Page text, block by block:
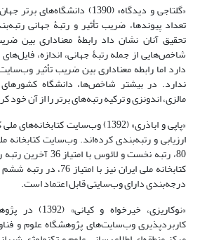
«گلتاجی و دیدگاه» (1390)
تعداد پیوندها، ضریب تأثیر و رتبۀ جهانی
تحقیق آنان نشان داد رابطۀ معنا‌داری بین
شاخص‌هایی از جمله رتبۀ جهانی، اندازه،
دارد اما رابطه معناداری بین ضریب تأثیر
ندارد. در بیشتر شاخص‌ها، دانشگاه
مالزی، اندونزی و ترکیه رتبه‌های برتر را از آن خود
«پاپی و اباذری» (1392) وب‌سایت
ارزیابی و رتبه‌بندی کرده‌اند. وب‌سایت کتابخانه
80، رتبه نخست و لائوس
کتابخانه ملی ایران نیز با
درجه‌بندی دارای وب‌سایتی قابل اعتماد است.
«نوکاریزی،
کاربردپذیری وب‌سایت‌های پژوهشگاه علوم و